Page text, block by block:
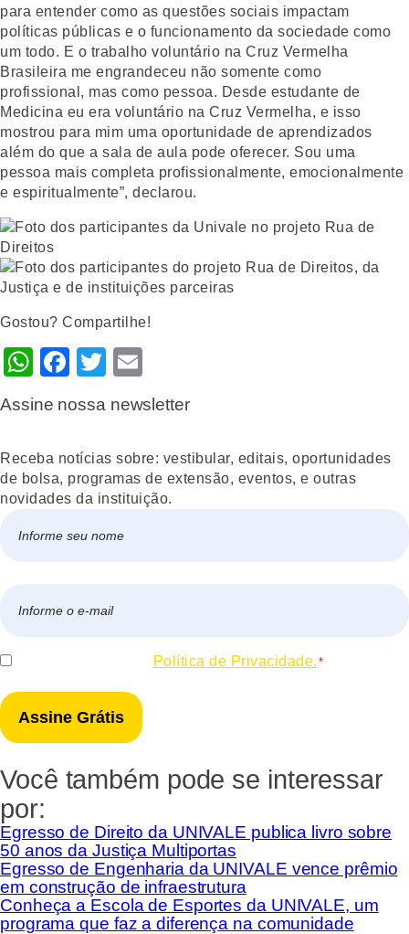
para entender como as questões sociais impactam
políticas públicas e o funcionamento da sociedade como
um todo. E o trabalho voluntário na Cruz Vermelha
Brasileira me engrandeceu não somente como
profissional, mas como pessoa. Desde estudante de
Medicina eu era voluntário na Cruz Vermelha, e isso
mostrou para mim uma oportunidade de aprendizados
além do que a sala de aula pode oferecer. Sou uma
pessoa mais completa profissionalmente, emocionalmente
e espiritualmente”, declarou.
Gostou? Compartilhe!
WhatsApp
Facebook
Twitter
Assine nossa newsletter
Receba notícias sobre: vestibular, editais, oportunidades
de bolsa, programas de extensão, eventos, e outras
novidades da instituição.
mail
Consentir Política de Privacidade. *
Você também pode se interessar
por:
Egresso de Direito da UNIVALE publica livro sobre
50 anos da Justiça Multiportas
Egresso de Engenharia da UNIVALE vence prêmio
em construção de infraestrutura
Conheça a Escola de Esportes da UNIVALE, um
programa que faz a diferença na comunidade